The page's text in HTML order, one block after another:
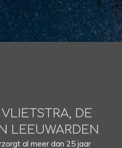
DE
LEEUWARDEN
al meer dan 25 jaar